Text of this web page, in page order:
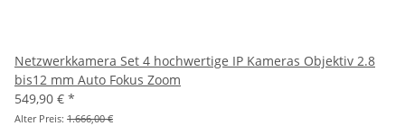
Netzwerkkamera Set 4 hochwertige IP Kameras Objektiv 2.8
bis12 mm Auto Fokus Zoom
549,90 € *
Alter Preis: 1.666,00 €